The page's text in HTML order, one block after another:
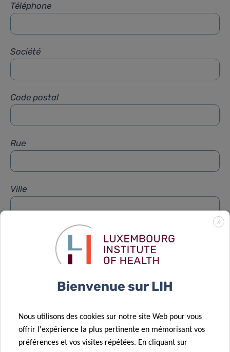
Téléphone
Société
Code postal
Rue
Ville
X
Bienvenue sur LIH
Nous utilisons des cookies sur notre site Web pour vous
offrir l'expérience la plus pertinente en mémorisant vos
préférences et vos visites répétées. En cliquant sur